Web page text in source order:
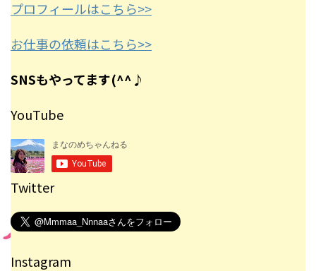
プロフィールはこちら>>
お仕事の依頼はこちら>>
SNSもやってます(^^♪
YouTube
Twitter
Instagram